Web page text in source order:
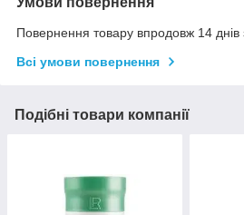
Повернення товару впродовж 14 днів
Всі умови повернення
Подібні товари компанії